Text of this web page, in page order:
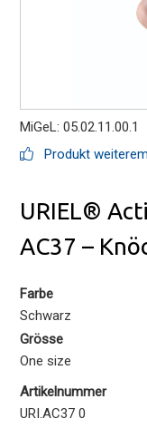
MiGeL: 05.02.11.00.1
Produkt
URIEL®
AC37 –
Farbe
Schwarz
Grösse
One size
Artikelnummer
URI.AC37 0